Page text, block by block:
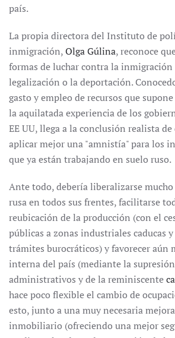
país.
La propia directora del Instituto de
inmigración,Olga Gúlina, reconoce
formas de luchar contra la
legalización o la deportación.
gasto y empleo de recursos que
la aquilatada experiencia de los
EE UU, llega a la conclusión realista de
aplicar mejor una "amnistía" para los
que ya están trabajando en suelo ruso.
Ante todo, debería liberalizarse
rusa en todos sus frentes, facilitarse
reubicación de la producción (con el
públicas a zonas industriales caducas
trámites burocráticos) y favorecer aún
interna del país (mediante la
administrativos y de la reminiscente
hace poco flexible el cambio de
esto, junto a una muy necesaria
inmobiliario (ofreciendo una mejor